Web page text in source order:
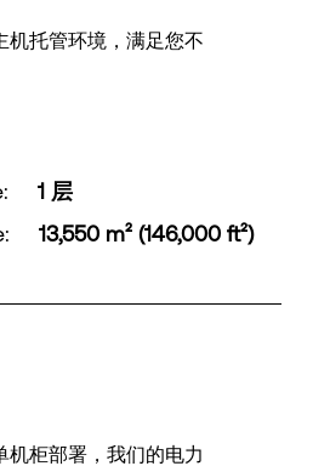
机托管环境，满足您不
:
1 层
: 13,550 m² (146,000 ft²)
机柜部署，我们的电力